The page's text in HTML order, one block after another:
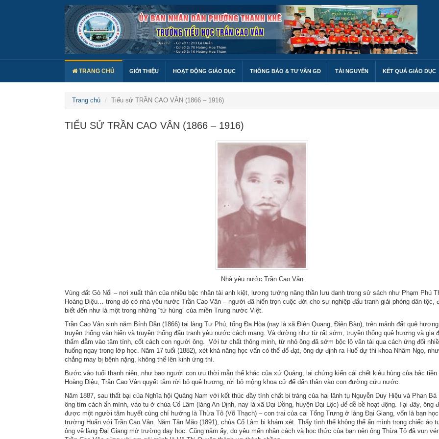
TRANG CHỦ GIỚI THIỆU HOẠT ĐỘNG GIÁO DỤC THÔNG BÁO & TƯ VẤN GD TÀI NGUYÊN KẾT QUẢ GIÁO DỤC
Trang chủ Tiểu sử TRẦN CAO VÂN (1866 – 1916)
TIỂU SỬ TRẦN CAO VÂN (1866 – 1916)
Nhà yêu nước Trần Cao Vân
Vùng đất Gò Nổi – nơi xuất thân của nhiều bậc nhân tài anh kiệt, lương tướng năng thần lưu danh trong sử sách như Phạm Phú
Hoàng Diệu… trong đó có nhà yêu nước Trần Cao Vân – người đã hiến trọn cuộc đời cho sự nghiệp đấu tranh giải phóng dân tộc,
biết đến như là một trong những “tứ hùng” của miền Trung nước Việt.
Trần Cao Vân sinh năm Bính Dần (1866) tại làng Tư Phú, tổng Đa Hòa (nay là xã Điện Quang, Điện Bàn), trên mảnh đất quê
truyền thống văn hiến và truyền thống đấu tranh yêu nước cách mạng. Và dường như từ rất sớm, truyền thống quê hương và gia
thấm đẫm vào tâm tính, cốt cách con người ông. Với tư chất thông minh, từ nhỏ ông đã sớm bộc lộ văn tài qua cách ứng đối
huống ngay trong lớp học. Năm 17 tuổi (1882), xét khả năng học vấn có thể đổ đạt, ông dự định ra Huế dự thi khoa Nhâm Ngọ,
chẳng may bị bệnh nặng, không thể lên kinh ứng thí.
Bước vào tuổi thanh niên, như bao người con ưu thời mẫn thế khác của xứ Quảng, lại chứng kiến cái chết kiêu hùng của bậc tiền
Hoàng Diệu, Trần Cao Vân quyết tâm rời bỏ quê hương, rời bỏ mộng khoa cử để dấn thân vào con đường cứu nước.
Năm 1887, sau thất bại của Nghĩa hội Quảng Nam với kết thúc đầy tính chất bi tráng của hai lãnh tụ Nguyễn Duy Hiệu và Phan Bá
ông tìm cách ẩn mình, vào tu ở chùa Cổ Lâm (làng An Định, nay là xã Đại Đồng, huyện Đại Lộc) để dễ bề hoạt động. Tại đây, ông
được một người tâm huyết cùng chí hướng là Thừa Tô (Võ Thạch) – con trai của cai Tổng Trưng ở làng Đại Giang, vốn là bạn
trường Huấn với Trần Cao Vân. Năm Tân Mão (1891), chùa Cổ Lâm bị khám xét. Thấy tình thế không thể ẩn mình trong chiếc áo
ông về làng Đại Giang mở trường dạy học. Cũng năm ấy, do yêu mến nhân cách và học thức của bạn nên ông Thừa Tô đã vun